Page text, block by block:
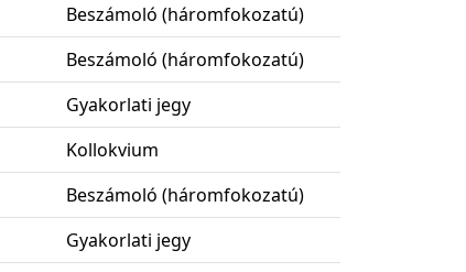
Beszámoló (háromfokozatú)
Beszámoló (háromfokozatú)
Gyakorlati jegy
Kollokvium
Beszámoló (háromfokozatú)
Gyakorlati jegy